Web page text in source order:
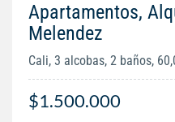
Apartamentos,
Melendez
Cali, 3 alcobas, 2 baños,
$1.500.000